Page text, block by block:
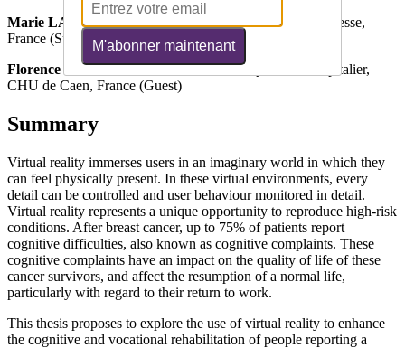
Marie LANGE, Psychologue PhD, Centre François Baclesse,
France (Supervisor),
Florence JOLY, Directrice de recherche – praticien hospitalier,
CHU de Caen, France (Guest)
Summary
Virtual reality immerses users in an imaginary world in which they
can feel physically present. In these virtual environments, every
detail can be controlled and user behaviour monitored in detail.
Virtual reality represents a unique opportunity to reproduce high-risk
conditions. After breast cancer, up to 75% of patients report
cognitive difficulties, also known as cognitive complaints. These
cognitive complaints have an impact on the quality of life of these
cancer survivors, and affect the resumption of a normal life,
particularly with regard to their return to work.
This thesis proposes to explore the use of virtual reality to enhance
the cognitive and vocational rehabilitation of people reporting a
M'abonner maintenant